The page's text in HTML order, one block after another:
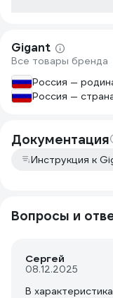
Gigant
Все товары бренда
Россия —
Россия —
Документация
Инструкция к
Вопросы и
Сергей
08.12.2025
В